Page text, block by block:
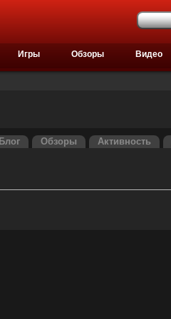
Игры Обзоры Видео
Блог Обзоры Активность